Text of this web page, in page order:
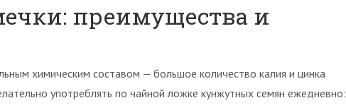
преимущества и
химическим составом — большое количество калия и цинка
употреблять по чайной ложке кунжутных семян ежедневно: